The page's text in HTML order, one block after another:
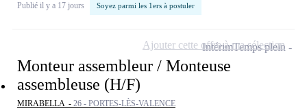
Publié il y a 17 jours Soyez parmi les 1ers à postuler
Monteur assembleur / Monteuse
assembleuse (H/F)
MIRABELLA - 26 - PORTES-LÈS-VALENCE
IntérimTemps plein
Ajouter cette offre à ma sélection